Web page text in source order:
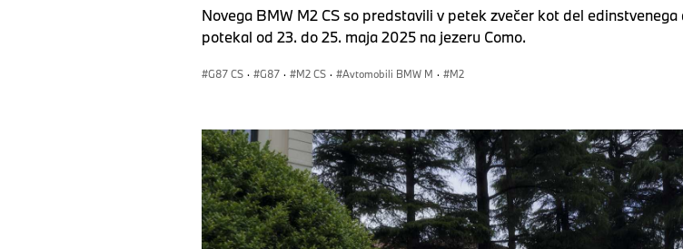
Novega BMW M2 CS so predstavili v petek zvečer kot del
potekal od 23. do 25. maja 2025 na jezeru Como.
G87 CS · G87 · M2 CS · Avtomobili BMW M · M2